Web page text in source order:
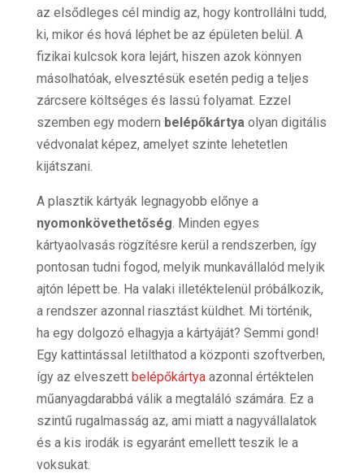
az elsődleges cél mindig az, hogy kontrollálni tudd,
ki, mikor és hová léphet be az épületen belül. A
fizikai kulcsok kora lejárt, hiszen azok könnyen
másolhatóak, elvesztésük esetén pedig a teljes
zárcsere költséges és lassú folyamat. Ezzel
szemben egy modern belépőkártyaolyan digitális
védvonalat képez, amelyet szinte lehetetlen
kijátszani.
A plasztik kártyák legnagyobb előnye a
nyomonkövethetőség. Minden egyes
kártyaolvasás rögzítésre kerül a rendszerben, így
pontosan tudni fogod, melyik munkavállalód melyik
ajtón lépett be. Ha valaki illetéktelenül próbálkozik,
a rendszer azonnal riasztást küldhet. Mi történik,
ha egy dolgozó elhagyja a kártyáját? Semmi gond!
Egy kattintással letilthatod a központi szoftverben,
így az elveszett belépőkártyaazonnal értéktelen
műanyagdarabbá válik a megtaláló számára. Ez a
szintű rugalmasság az, ami miatt a nagyvállalatok
és a kis irodák is egyaránt emellett teszik le a
voksukat.